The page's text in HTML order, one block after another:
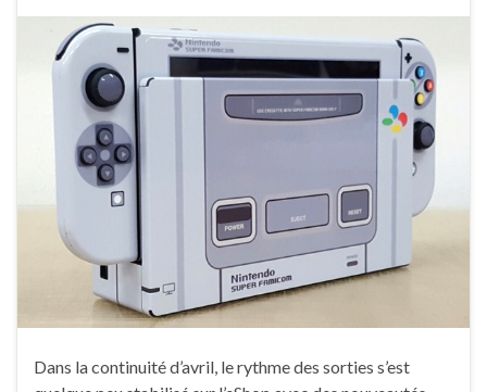
Dans la continuité d’avril, le rythme des sorties s’est